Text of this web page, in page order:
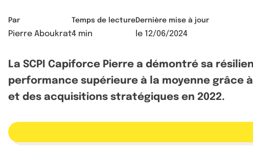
Par
Pierre Aboukrat
Temps de lecture
4 min
Dernière mise à jour
le 12/06/2024
La SCPI Capiforce Pierre a démontré sa
performance supérieure à la moyenne
et des acquisitions stratégiques en 2022.